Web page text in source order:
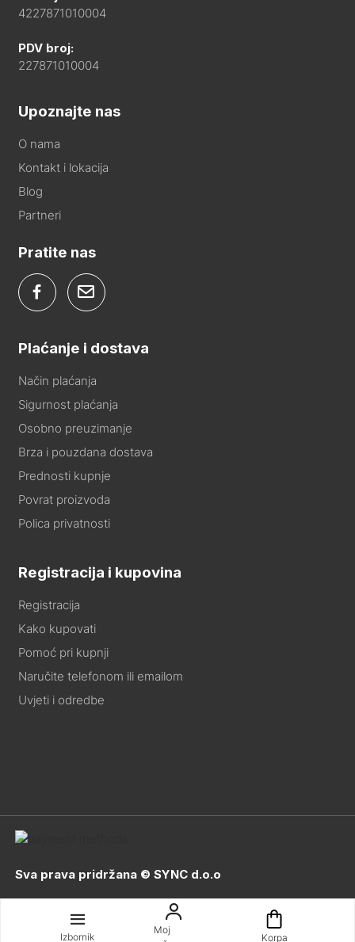
Izbornik
Moj
Korpa
4227871010004
PDV broj:
227871010004
Upoznajte nas
O nama
Kontakt i lokacija
Blog
Partneri
Pratite nas
Plaćanje i dostava
Način plaćanja
Sigurnost plaćanja
Osobno preuzimanje
Brza i pouzdana dostava
Prednosti kupnje
Povrat proizvoda
Polica privatnosti
Registracija i kupovina
Registracija
Kako kupovati
Pomoć pri kupnji
Naručite telefonom ili emailom
Uvjeti i odredbe
Sva prava pridržana © SYNC d.o.o